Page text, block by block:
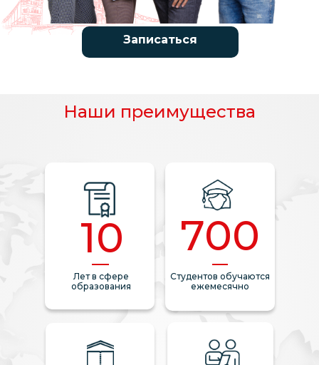
Записаться
LET'S GO!
Наши преимущества
700
Студентов обучаются
ежемесячно
10
Лет в сфере
образования